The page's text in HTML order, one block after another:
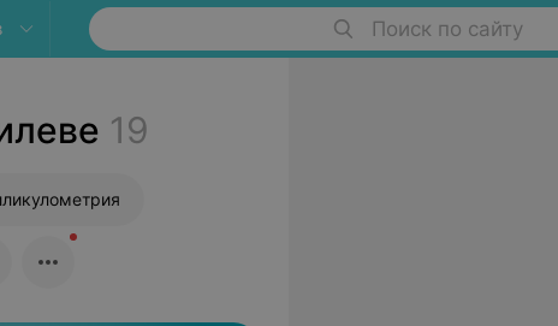
Поиск по сайту
19